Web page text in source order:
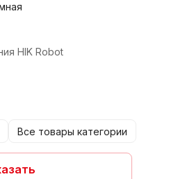
HIK Robot
Все товары категории